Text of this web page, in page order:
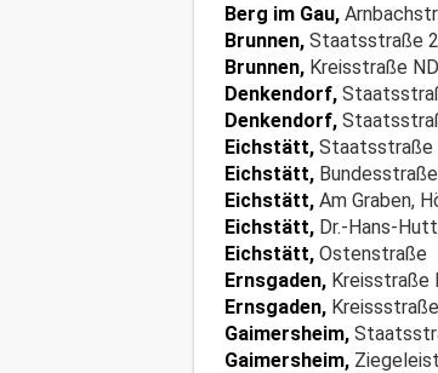
Berg im Gau,
Brunnen, Staatsstraße
Brunnen, Kreisstraße
Denkendorf,
Denkendorf,
Eichstätt, Staatsstraße
Eichstätt,
Eichstätt, Am Graben,
Eichstätt, Dr.-Hans-
Eichstätt, Ostenstraße
Ernsgaden, Kreisstraße
Ernsgaden,
Gaimersheim,
Gaimersheim,